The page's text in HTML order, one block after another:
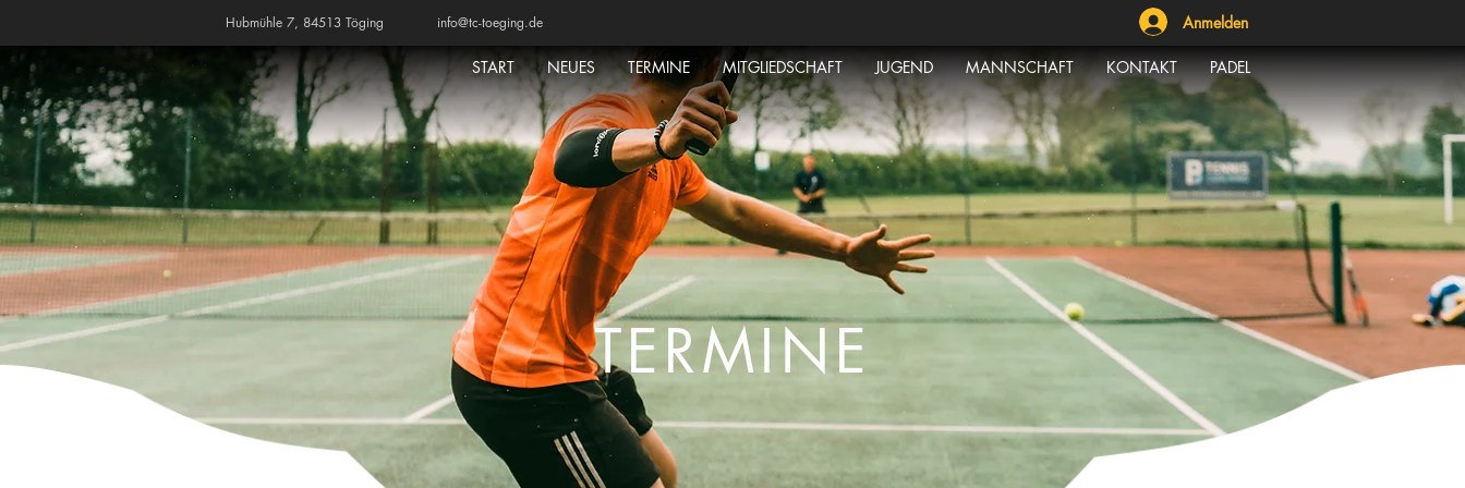
START NEUES TERMINE MITGLIEDSCHAFT JUGEND MANNSCHAFT KONTAKT PADEL
Hubmühle 7, 84513 Töging info@tc-toeging.de Anmelden
TERMINE